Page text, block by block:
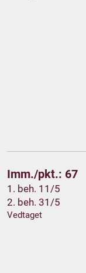
Imm./pkt.: 67
1. beh. 11/5
2. beh. 31/5
Vedtaget